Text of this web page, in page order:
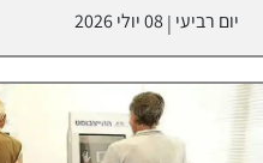
יום רביעי |08 יולי 2026